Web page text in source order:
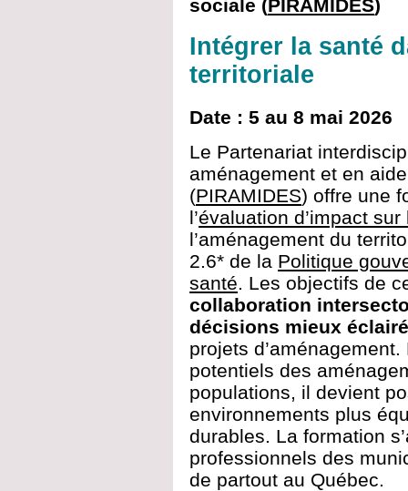
sociale ( PIRAMIDES)
Intégrer la santé
territoriale
Date : 5 au 8 mai 2026
Le Partenariat
aménagement et en
(PIRAMIDES) offre une
l’évaluation d’impact
l’aménagement du
2.6* de la Politique
santé . Les objectifs de
collaboration
décisions mieux
projets
potentiels des
populations, il devient
environnements plus
durables. La formation
professionnels des
de partout au Québec.